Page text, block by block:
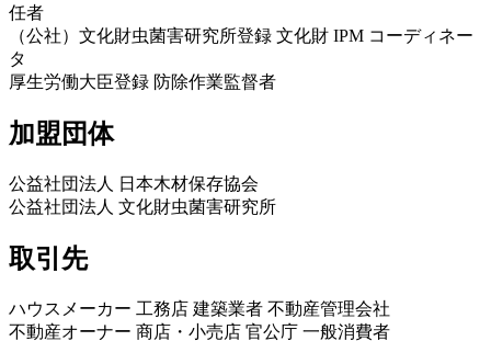
任者
（公社）文化財虫菌害研究所登録 文化財 IPM コーディネー
タ
厚生労働大臣登録 防除作業監督者
加盟団体
公益社団法人 日本木材保存協会
公益社団法人 文化財虫菌害研究所
取引先
ハウスメーカー 工務店 建築業者 不動産管理会社
不動産オーナー 商店・小売店 官公庁 一般消費者